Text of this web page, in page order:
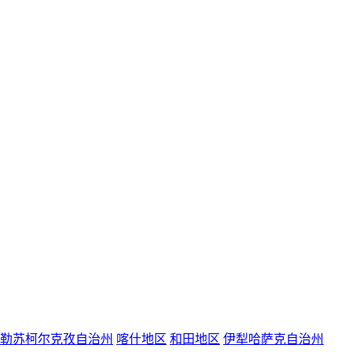
苏柯尔克孜自治州 喀什地区 和田地区 伊犁哈萨克自治州